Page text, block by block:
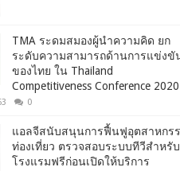
TMA ระดมสมองผู้นำความคิด ยก
ระดับความสามารถด้านการแข่งขั
ของไทย ใน Thailand
Competitiveness Conference 2020
0
แอลจีสนับสนุนการฟื้นฟูอุตสาหกร
ท่องเที่ยว ตรวจสอบระบบทีวีสำหรับ
โรงแรมฟรีก่อนเปิดให้บริการ